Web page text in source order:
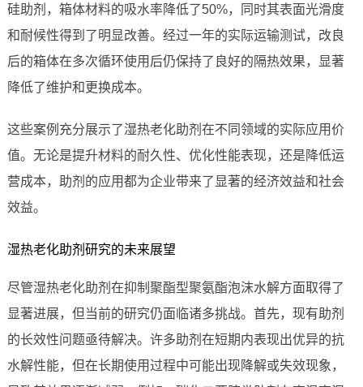
硅助剂，箱体材料的吸水率降低了50%，同时其表面光滑度
和耐候性得到了明显改善。经过一年的实际运输测试，改良
后的箱体在多次循环使用后仍保持了良好的隔热效果，显著
降低了维护和更换成本。
这些案例充分展示了湿热老化助剂在不同领域的实际应用价
值。无论是提升材料的耐久性、优化性能表现，还是降低运
营成本，助剂的应用都为企业带来了显著的经济效益和社会
效益。
湿热老化助剂研究的未来展望
尽管湿热老化助剂在抑制聚酯型聚氨酯泡沫水解方面取得了
显著进展，但当前的研究仍面临诸多挑战。首先，现有助剂
的长效性问题亟待解决。许多助剂在短期内表现出优异的抗
水解性能，但在长期使用过程中可能出现降解或失效现象，